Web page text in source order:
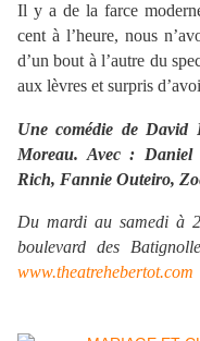
Il y a de la farce
cent à l’heure, nous
d’un bout à l’autre du
aux lèvres et surpris
Une comédie de David
Moreau. Avec : Daniel
Rich, Fannie Outeiro,
Du mardi au samedi à
boulevard des
www.theatrehebertot.com